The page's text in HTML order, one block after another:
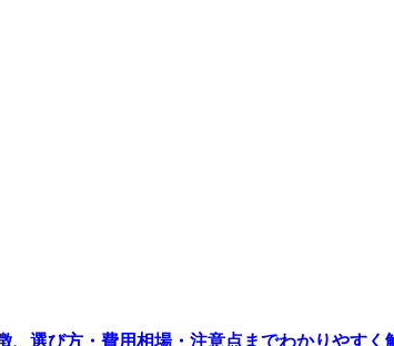
選び方・費用相場・注意点までわかりやすく